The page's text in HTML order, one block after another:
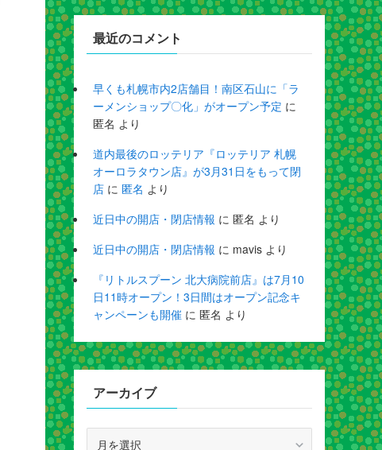
最近のコメント
早くも札幌市内2店舗目！南区石山に「ラ
ーメンショップ〇化」がオープン予定 に
匿名 より
道内最後のロッテリア『ロッテリア 札幌
オーロラタウン店』が3月31日をもって閉
店 に 匿名 より
近日中の開店・閉店情報 に 匿名 より
近日中の開店・閉店情報 に mavis より
『リトルスプーン 北大病院前店』は7月10
日11時オープン！3日間はオープン記念キ
ャンペーンも開催 に 匿名 より
アーカイブ